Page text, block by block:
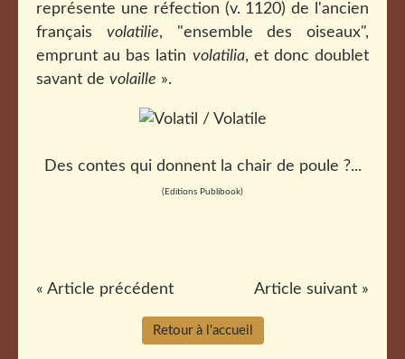
représente une réfection (v. 1120) de l'ancien
français volatilie, "ensemble des oiseaux",
emprunt au bas latin volatilia, et donc doublet
savant de volaille ».
Des contes qui donnent la chair de poule ?...
(Editions Publibook)
« Article précédent Article suivant »
Retour à l'accueil